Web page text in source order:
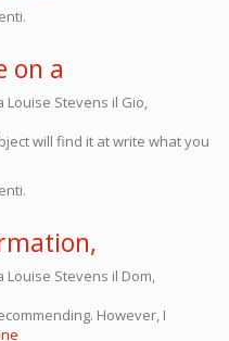
on a
Louise Stevens il Gio,
will find it at write what you
Louise Stevens il Dom,
However, I